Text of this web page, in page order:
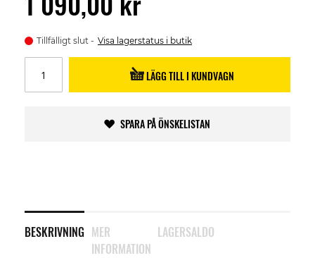
Tillfälligt slut Visa lagerstatus i butik
LÄGG TILL I KUNDVAGN
SPARA PÅ ÖNSKELISTAN
BESKRIVNING MER
INFORMATION
LAGERSALDO